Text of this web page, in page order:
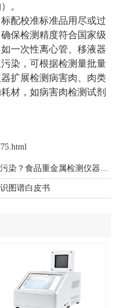
。
配校准标准品用尽或过
保检测精度符合国家级
一次性离心管、移液器
染，可根据检测量批量
扩展检测病害肉、肉类
材，如病害肉检测试剂
属检测仪器为安全监管提供解决方案​​
图谱白皮书